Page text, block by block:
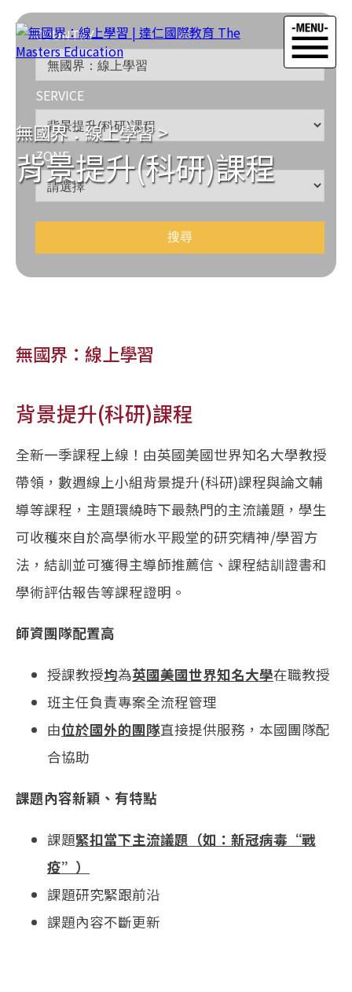
無國界：線上學習>
背景提升(科研)課程
COUNTRY
SERVICE
ZONE
無國界：線上學習
背景提升(科研)課程
全新一季課程上線！由英國美國世界知名大學教授
帶領，數週線上小組背景提升(科研)課程與論文輔
導等課程，主題環繞時下最熱門的主流議題，學生
可收穫來自於高學術水平殿堂的研究精神/學習方
法，結訓並可獲得主導師推薦信、課程結訓證書和
學術評估報告等課程證明。
師資團隊配置高
授課教授均為英國美國世界知名大學在職教授
班主任負責專案全流程管理
由位於國外的團隊直接提供服務，本國團隊配
合協助
課題內容新穎、有特點
課題緊扣當下主流議題（如：新冠病毒“戰
疫”）
課題研究緊跟前沿
課題內容不斷更新